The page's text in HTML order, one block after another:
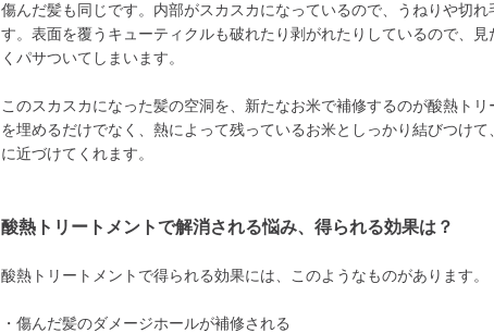
傷んだ髪も同じです。内部がスカスカになっているので、うねりや切れ
す。表面を覆うキューティクルも破れたり剥がれたりしているので、見
くパサついてしまいます。
このスカスカになった髪の空洞を、新たなお米で補修するのが酸熱トリ
を埋めるだけでなく、熱によって残っているお米としっかり結びつけて
に近づけてくれます。
酸熱トリートメントで解消される悩み、得られる効果は？
酸熱トリートメントで得られる効果には、このようなものがあります。
・傷んだ髪のダメージホールが補修される